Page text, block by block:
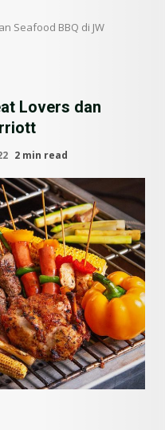
Seafood BBQ di JW
Lovers dan
2 min read